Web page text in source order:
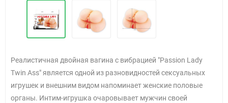
Реалистичная двойная вагина с вибрацией "Passion Lady
Twin Ass" является одной из разновидностей сексуальных
игрушек и внешним видом напоминает женские половые
органы. Интим-игрушка очаровывает мужчин своей